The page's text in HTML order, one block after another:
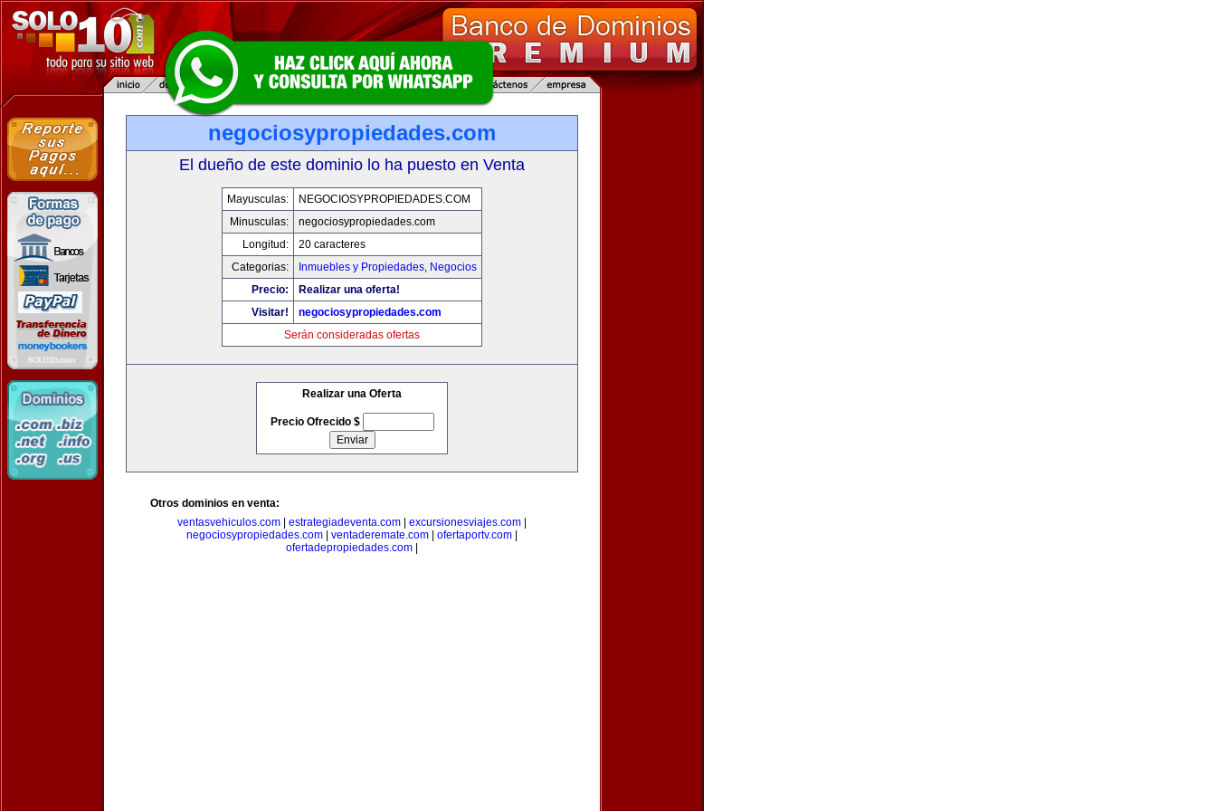
negociosypropiedades.com
El dueño de este dominio lo ha puesto en Venta
Mayusculas:
NEGOCIOSYPROPIEDADES.COM
Minusculas:
negociosypropiedades.com
Longitud:
20 caracteres
Categorias:
Inmuebles y Propiedades, Negocios
Precio:
Realizar una oferta!
Visitar!
negociosypropiedades.com
Serán consideradas ofertas
Realizar una Oferta
Precio Ofrecido $
Otros dominios en venta:
ventasvehiculos.com
estrategiadeventa.com excursionesviajes.com
negociosypropiedades.com
ventaderemate.com ofertaportv.com
ofertadepropiedades.com